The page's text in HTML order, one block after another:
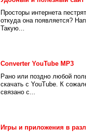
Просторы интернета
откуда она появляется?
Такую...
Converter YouTube MP3
Рано или поздно любой
скачать с YouTube. К
связано с...
Игры и приложения в